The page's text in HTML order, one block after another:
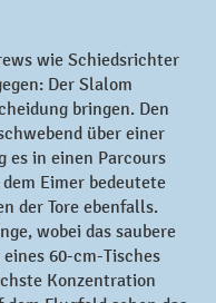
wie Schiedsrichter
Der Slalom
bringen. Den
über einer
es in einen Parcours
Eimer bedeutete
der Tore ebenfalls.
wobei das saubere
60-cm-Tisches
Konzentration